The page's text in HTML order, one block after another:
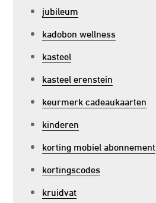
jubileum
kadobon wellness
kasteel
kasteel erenstein
keurmerk cadeaukaarten
kinderen
korting mobiel abonnement
kortingscodes
kruidvat